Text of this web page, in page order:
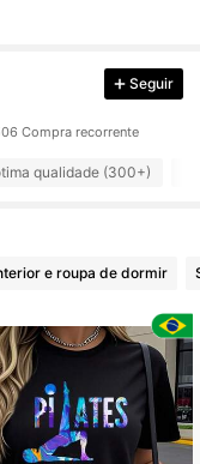
Seguir
Compra recorrente
qualidade (300+)
e roupa de dormir